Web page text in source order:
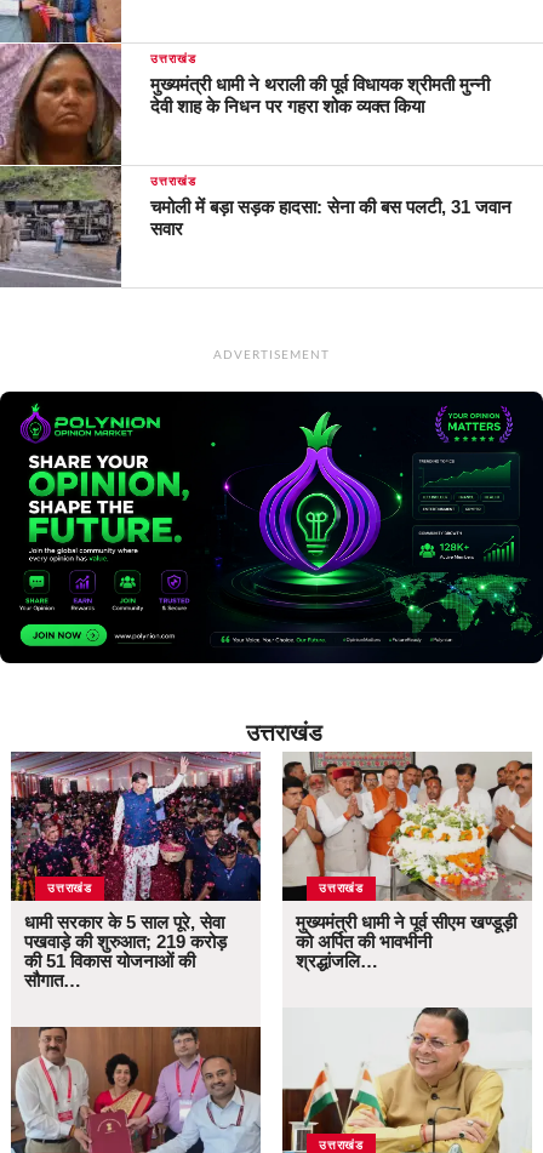
उत्तराखंड
मुख्यमंत्री धामी ने थराली की पूर्व विधायक श्रीमती मुन्नी
देवी शाह के निधन पर गहरा शोक व्यक्त किया
उत्तराखंड
चमोली में बड़ा सड़क हादसा: सेना की बस पलटी, 31 जवान
सवार
ADVERTISEMENT
उत्तराखंड
उत्तराखंड
धामी सरकार के 5 साल पूरे, सेवा
पखवाड़े की शुरुआत; 219 करोड़
की 51 विकास योजनाओं की
सौगात…
उत्तराखंड
मुख्यमंत्री धामी ने पूर्व सीएम खण्डूड़ी
को अर्पित की भावभीनी
श्रद्धांजलि…
उत्तराखंड